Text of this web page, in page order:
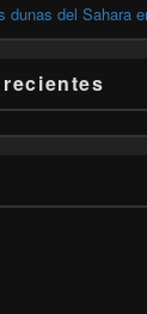
dunas del Sahara